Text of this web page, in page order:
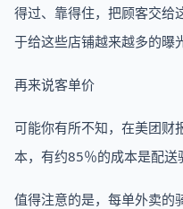
得过、靠得住，把顾客交给
于给这些店铺越来越多的曝
再来说客单价
可能你有所不知，在美团财
本，有约85％的成本是配送
值得注意的是，每单外卖的